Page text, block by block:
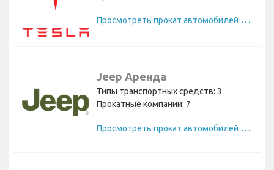
П
росмотреть прокат автомобилей Tesla
Jeep Аренда
Типы транспортных средств: 3
Прокатные компании: 7
П
росмотреть прокат автомобилей Jeep